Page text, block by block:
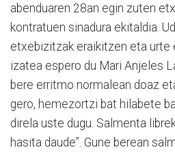
abenduaren 28an egin zuten
kontratuen sinadura ekitaldia.
etxebizitzak eraikitzen eta urte
izatea espero du Mari Anjeles
bere erritmo normalean doaz
gero, hemezortzi bat hilabete
direla uste dugu. Salmenta
hasita daude”. Gune berean